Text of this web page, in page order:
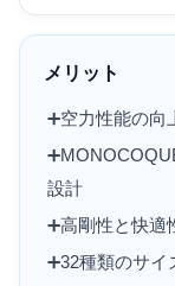
メリット
➕️空力性能の向
設計
➕️高剛性と快適
➕️32種類のサ